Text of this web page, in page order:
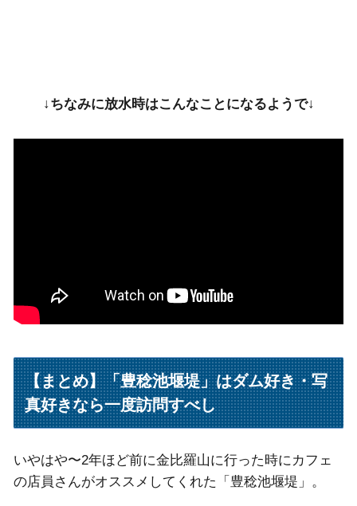
↓ちなみに放水時はこんなことになるようで↓
【まとめ】「豊稔池堰堤」はダム好き・写
真好きなら一度訪問すべし
いやはや〜2年ほど前に金比羅山に行った時にカフェ
の店員さんがオススメしてくれた「豊稔池堰堤」。